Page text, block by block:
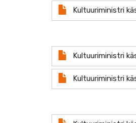
Document
Kultuuriministri
Document
Kultuuriministri
Document
Kultuuriministri
Document